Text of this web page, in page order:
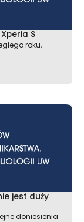
S
roku,
jest duży
doniesienia